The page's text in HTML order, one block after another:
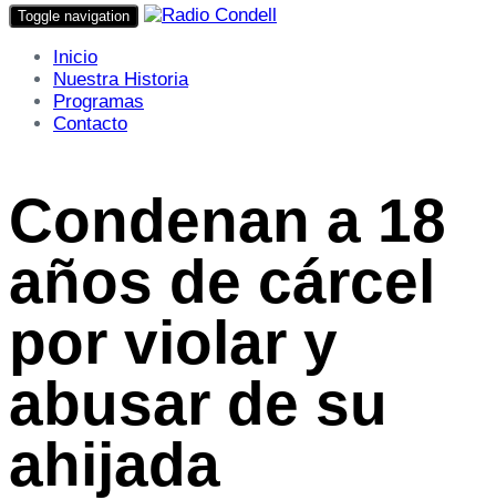
Toggle navigation
Inicio
Nuestra Historia
Programas
Contacto
Condenan a 18
años de cárcel
por violar y
abusar de su
ahijada